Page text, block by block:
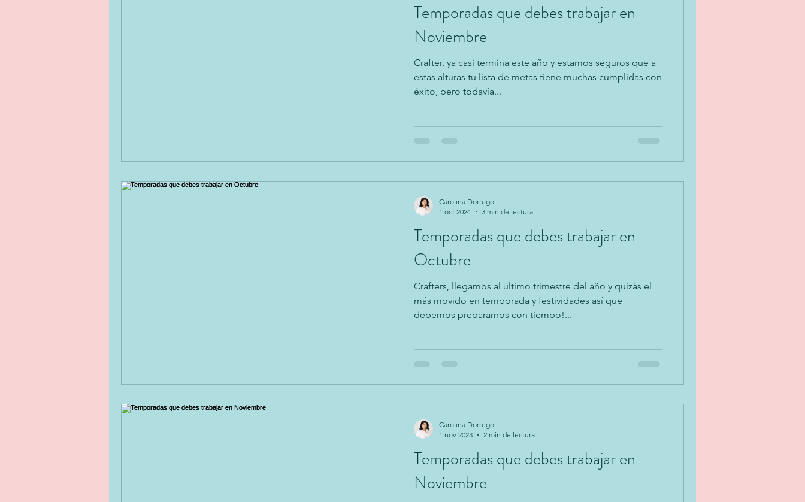
Temporadas que debes trabajar en
Noviembre
Crafter, ya casi termina este año y estamos seguros que a
estas alturas tu lista de metas tiene muchas cumplidas con
éxito, pero todavía...
Temporadas que debes trabajar en
Octubre
Crafters, llegamos al último trimestre del año y quizás el
más movido en temporada y festividades así que
debemos prepararnos con tiempo!...
Carolina Dorrego
1 oct 2024
3 min de lectura
Temporadas que debes trabajar en
Noviembre
Carolina Dorrego
1 nov 2023
2 min de lectura